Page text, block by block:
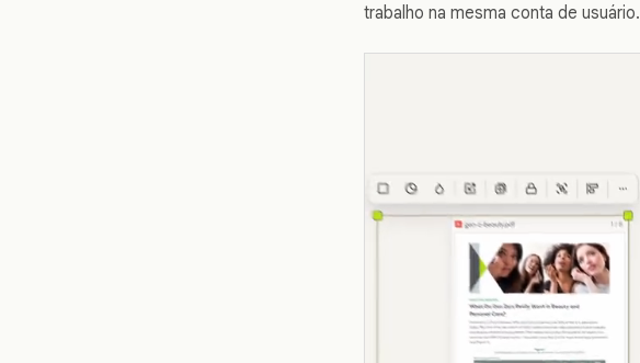
trabalho na mesma conta de usuário.